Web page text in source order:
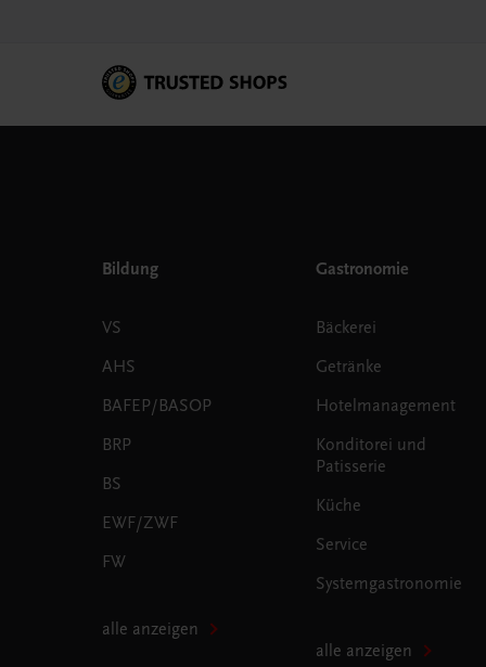
Bildung
VS
AHS
BAFEP/BASOP
BRP
BS
EWF/ZWF
FW
alle anzeigen
Gastronomie
Bäckerei
Getränke
Hotelmanagement
Konditorei und
Patisserie
Küche
Service
Systemgastronomie
alle anzeigen